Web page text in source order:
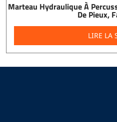
Marteau Hydraulique À
De Pieux,
LIRE LA